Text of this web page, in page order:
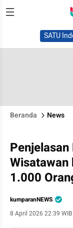
SATU
Beranda News
1.000
kumparanNEWS
8 April 2026 22:39 WIB